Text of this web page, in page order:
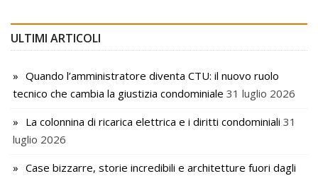
ULTIMI ARTICOLI
Quando l’amministratore diventa CTU: il nuovo ruolo
tecnico che cambia la giustizia condominiale 31 luglio 2026
La colonnina di ricarica elettrica e i diritti condominiali 31
luglio 2026
Case bizzarre, storie incredibili e architetture fuori dagli